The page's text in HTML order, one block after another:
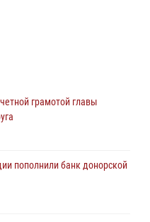
в краже
области обеспечена
десантных войск
грамотой главы
пополнили банк донорской